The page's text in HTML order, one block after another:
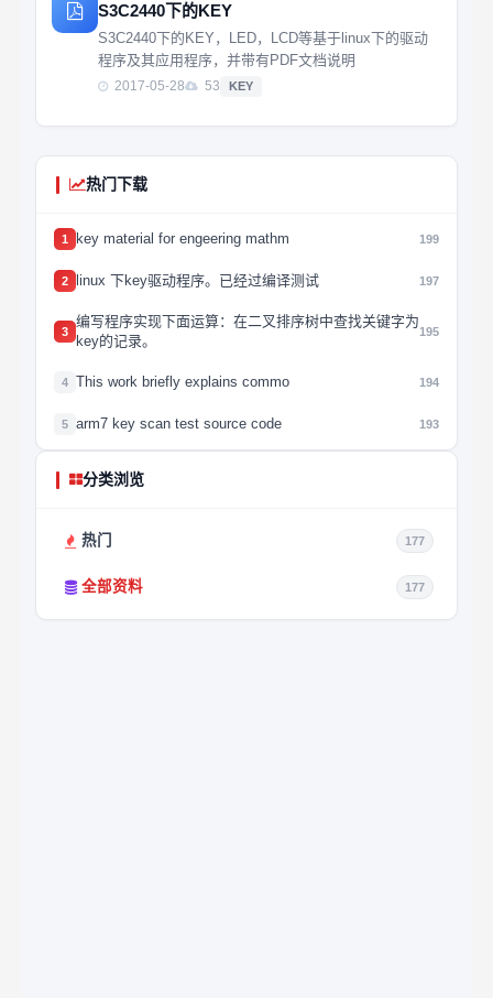
S3C2440下的KEY
S3C2440下的KEY，LED，LCD等基于linux下的驱动
程序及其应用程序，并带有PDF文档说明
2017-05-28 53 KEY
热门下载
1 key material for engeering mathm 199
2 linux 下key驱动程序。已经过编译测试 197
3
编写程序实现下面运算：在二叉排序树中查找关键字为
key的记录。
195
4 This work briefly explains commo 194
5 arm7 key scan test source code 193
分类浏览
热门 177
全部资料 177